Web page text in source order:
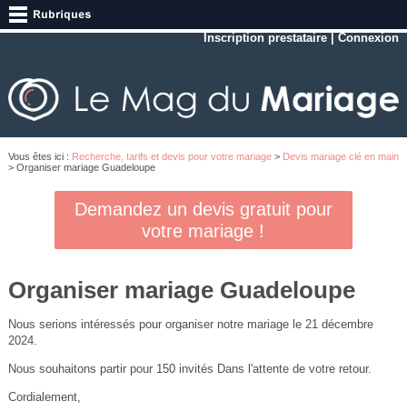
Inscription prestataire |Connexion
Vous êtes ici : Recherche, tarifs et devis pour votre mariage> Devis mariage clé en main
> Organiser mariage Guadeloupe
Demandez un devis gratuit pour
votre mariage !
Organiser mariage Guadeloupe
Nous serions intéressés pour organiser notre mariage le 21 décembre
2024.
Nous souhaitons partir pour 150 invités Dans l'attente de votre retour.
Cordialement,